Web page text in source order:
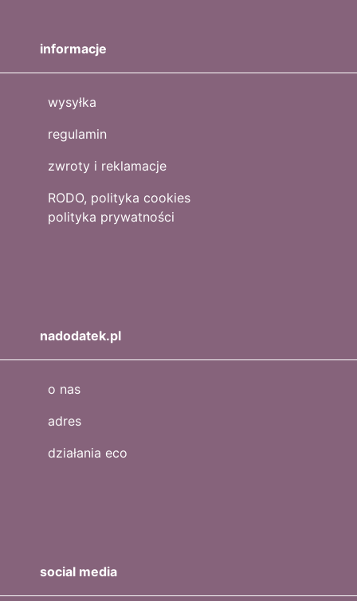
informacje
wysyłka
regulamin
zwroty i reklamacje
RODO, polityka cookies
polityka prywatności
nadodatek.pl
o nas
adres
działania eco
social media